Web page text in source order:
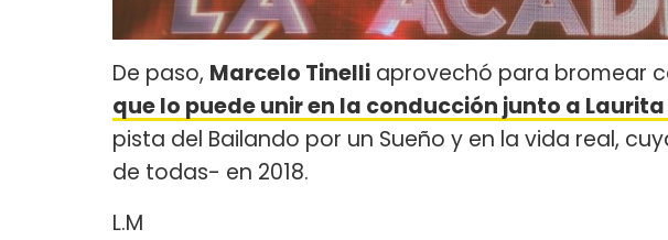
De paso, Marcelo Tinelli aprovechó para bromear
que lo puede unir en la conducción junto a
pista del Bailando por un Sueño y en la vida real,
de todas- en 2018.
L.M